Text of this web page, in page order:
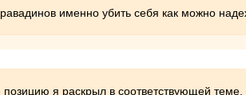
именно убить себя как можно
я раскрыл в соответствующей